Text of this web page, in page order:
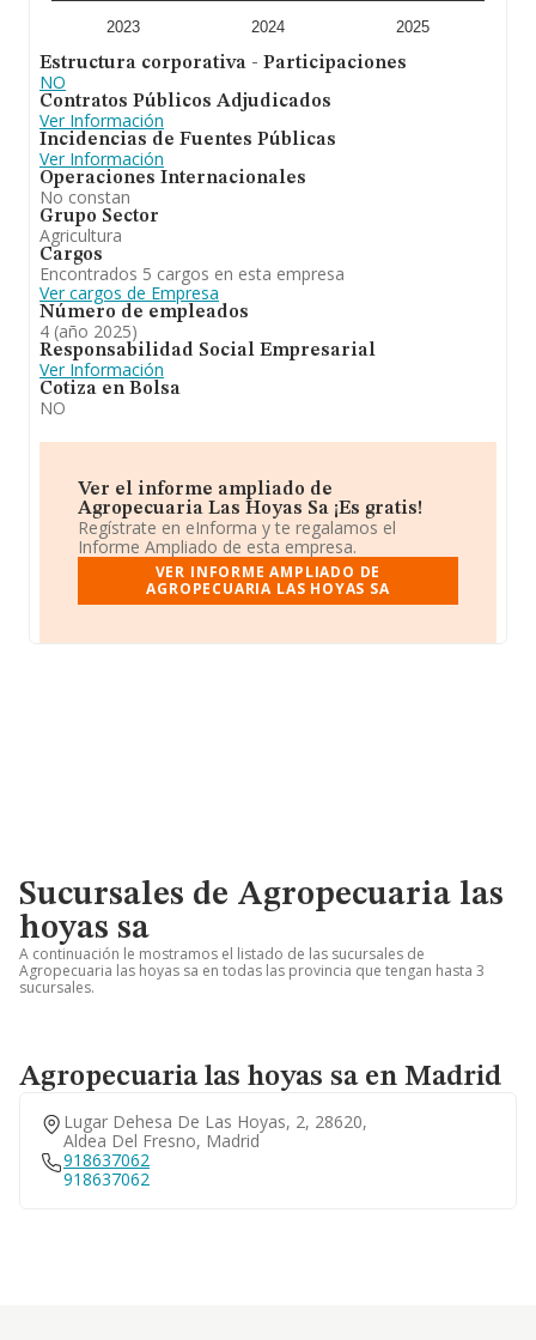
2023 2024 2025
Estructura corporativa - Participaciones
NO
Contratos Públicos Adjudicados
Ver Información
Incidencias de Fuentes Públicas
Ver Información
Operaciones Internacionales
No constan
Grupo Sector
Agricultura
Cargos
Encontrados 5 cargos en esta empresa
Ver cargos de Empresa
Número de empleados
4 (año 2025)
Responsabilidad Social Empresarial
Ver Información
Cotiza en Bolsa
NO
Ver el informe ampliado de
Agropecuaria Las Hoyas Sa ¡Es gratis!
Regístrate en eInforma y te regalamos el
Informe Ampliado de esta empresa.
VER INFORME AMPLIADO DE
AGROPECUARIA LAS HOYAS SA
Sucursales de Agropecuaria las
hoyas sa
A continuación le mostramos el listado de las sucursales de
Agropecuaria las hoyas sa en todas las provincia que tengan hasta 3
sucursales.
Agropecuaria las hoyas sa en Madrid
Lugar Dehesa De Las Hoyas, 2, 28620,
Aldea Del Fresno, Madrid
918637062
918637062